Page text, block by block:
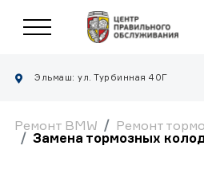
Эльмаш: ул. Турбинная 40Г
Ремонт BMW
Ремонт
Замена тормозных